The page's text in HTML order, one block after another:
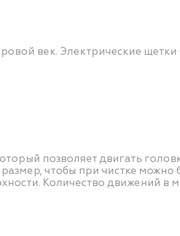
век. Электрические щетки
позволяет двигать
чтобы при чистке можно
Количество движений в